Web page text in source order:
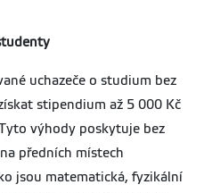
uchazeče o studium bez
stipendium až 5 000 Kč
výhody poskytuje bez
předních místech
jsou matematická, fyzikální